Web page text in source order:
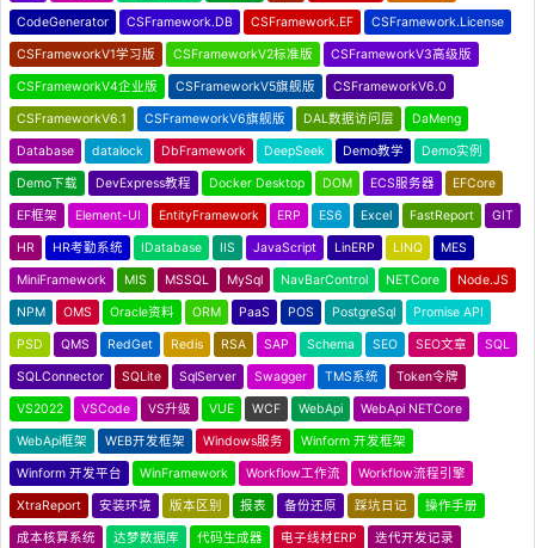
CodeGenerator CSFramework.DB CSFramework.EF CSFramework.License
CSFrameworkV1学习版 CSFrameworkV2标准版 CSFrameworkV3高级版
CSFrameworkV4企业版 CSFrameworkV5旗舰版 CSFrameworkV6.0
CSFrameworkV6.1 CSFrameworkV6旗舰版 DAL数据访问层 DaMeng
Database datalock DbFramework DeepSeek Demo教学 Demo实例
Demo下载 DevExpress教程 Docker Desktop DOM ECS服务器 EFCore
EF框架 Element-UI EntityFramework ERP ES6 Excel FastReport GIT
HR HR考勤系统 IDatabase IIS JavaScript LinERP LINQ MES
MiniFramework MIS MSSQL MySql NavBarControl NETCore Node.JS
NPM OMS Oracle资料 ORM PaaS POS PostgreSql Promise API
PSD QMS RedGet Redis RSA SAP Schema SEO SEO文章 SQL
SQLConnector SQLite SqlServer Swagger TMS系统 Token令牌
VS2022 VSCode VS升级 VUE WCF WebApi WebApi NETCore
WebApi框架 WEB开发框架 Windows服务 Winform 开发框架
Winform 开发平台 WinFramework Workflow工作流 Workflow流程引擎
XtraReport 安装环境 版本区别 报表 备份还原 踩坑日记 操作手册
成本核算系统 达梦数据库 代码生成器 电子线材ERP 迭代开发记录